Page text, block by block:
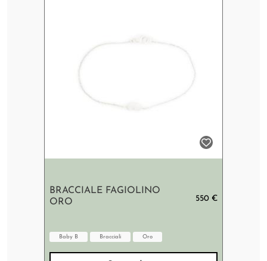
BRACCIALE FAGIOLINO
ORO
550 €
Baby B Bracciali Oro